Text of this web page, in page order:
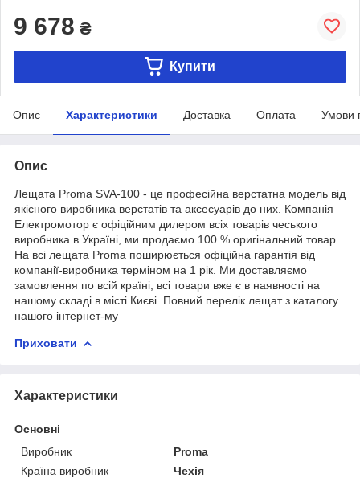
9 678 ₴
Купити
Опис Характеристики Доставка Оплата Умови
Опис
Лещата Proma SVA-100 - це професійна верстатна модель від
якісного виробника верстатів та аксесуарів до них. Компанія
Електромотор є офіційним дилером всіх товарів чеського
виробника в Україні, ми продаємо 100 % оригінальний товар.
На всі лещата Proma поширюється офіційна гарантія від
компанії-виробника терміном на 1 рік. Ми доставляємо
замовлення по всій країні, всі товари вже є в наявності на
нашому складі в місті Києві. Повний перелік лещат з каталогу
нашого інтернет-му
Приховати
Характеристики
Основні
Виробник
Proma
Країна виробник
Чехія